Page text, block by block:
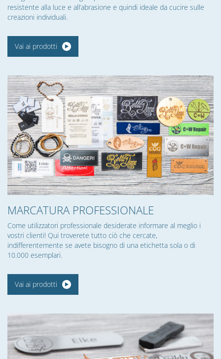
resistente alla luce e all’abrasione e quindi ideale da cucire sulle
creazioni individuali.
Vai ai prodotti
MARCATURA PROFESSIONALE
Come utilizzatori professionale desiderate informare al meglio i
vostri clienti! Qui troverete tutto ciò che cercate,
indifferentemente se avete bisogno di una etichetta sola o di
10.000 esemplari.
Vai ai prodotti